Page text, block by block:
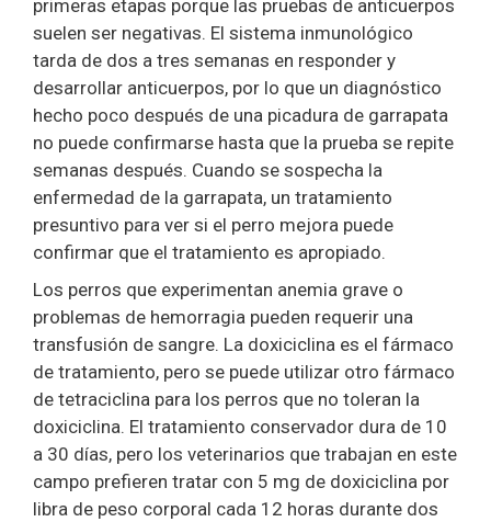
primeras etapas porque las pruebas de anticuerpos
suelen ser negativas. El sistema inmunológico
tarda de dos a tres semanas en responder y
desarrollar anticuerpos, por lo que un diagnóstico
hecho poco después de una picadura de garrapata
no puede confirmarse hasta que la prueba se repite
semanas después. Cuando se sospecha la
enfermedad de la garrapata, un tratamiento
presuntivo para ver si el perro mejora puede
confirmar que el tratamiento es apropiado.
Los perros que experimentan anemia grave o
problemas de hemorragia pueden requerir una
transfusión de sangre. La doxiciclina es el fármaco
de tratamiento, pero se puede utilizar otro fármaco
de tetraciclina para los perros que no toleran la
doxiciclina. El tratamiento conservador dura de 10
a 30 días, pero los veterinarios que trabajan en este
campo prefieren tratar con 5 mg de doxiciclina por
libra de peso corporal cada 12 horas durante dos